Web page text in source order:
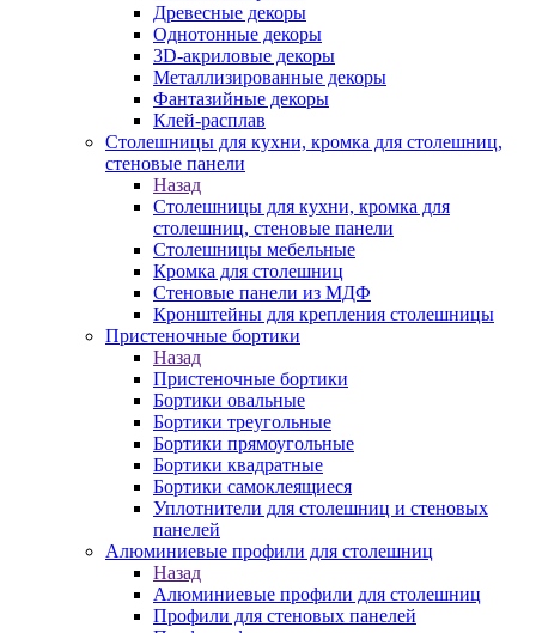
Древесные декоры
Однотонные декоры
3D-акриловые декоры
Металлизированные декоры
Фантазийные декоры
Клей-расплав
Столешницы для кухни, кромка для столешниц,
стеновые панели
Назад
Столешницы для кухни, кромка для
столешниц, стеновые панели
Столешницы мебельные
Кромка для столешниц
Стеновые панели из МДФ
Кронштейны для крепления столешницы
Пристеночные бортики
Назад
Пристеночные бортики
Бортики овальные
Бортики треугольные
Бортики прямоугольные
Бортики квадратные
Бортики самоклеящиеся
Уплотнители для столешниц и стеновых
панелей
Алюминиевые профили для столешниц
Назад
Алюминиевые профили для столешниц
Профили для стеновых панелей